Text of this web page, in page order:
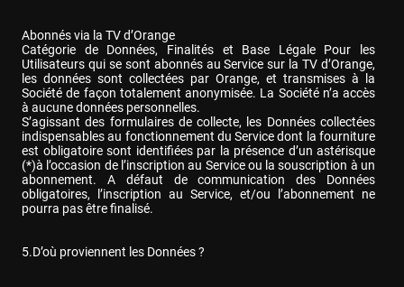
Abonnés via la TV d’Orange
Catégorie de Données, Finalités et Base Légale Pour les
Utilisateurs qui se sont abonnés au Service sur la TV d’Orange,
les données sont collectées par Orange, et transmises à la
Société de façon totalement anonymisée. La Société n’a accès
à aucune données personnelles.
S’agissant des formulaires de collecte, les Données collectées
indispensables au fonctionnement du Service dont la fourniture
est obligatoire sont identifiées par la présence d’un astérisque
(*)à l’occasion de l’inscription au Service ou la souscription à un
abonnement. A défaut de communication des Données
obligatoires, l’inscription au Service, et/ou l’abonnement ne
pourra pas être finalisé.
5.D’où proviennent les Données ?